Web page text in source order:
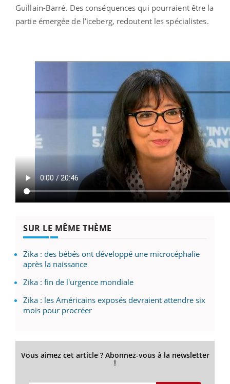
Guillain-Barré. Des conséquences qui pourraient être la
partie émergée de l’iceberg, redoutent les spécialistes.
SUR LE MÊME THÈME
Zika : des bébés ont développé une microcéphalie
après la naissance
Zika : fin de l'urgence mondiale
Zika : les Américains exposés devraient attendre six
mois pour procréer
Vous aimez cet article ? Abonnez-vous à la newsletter
!